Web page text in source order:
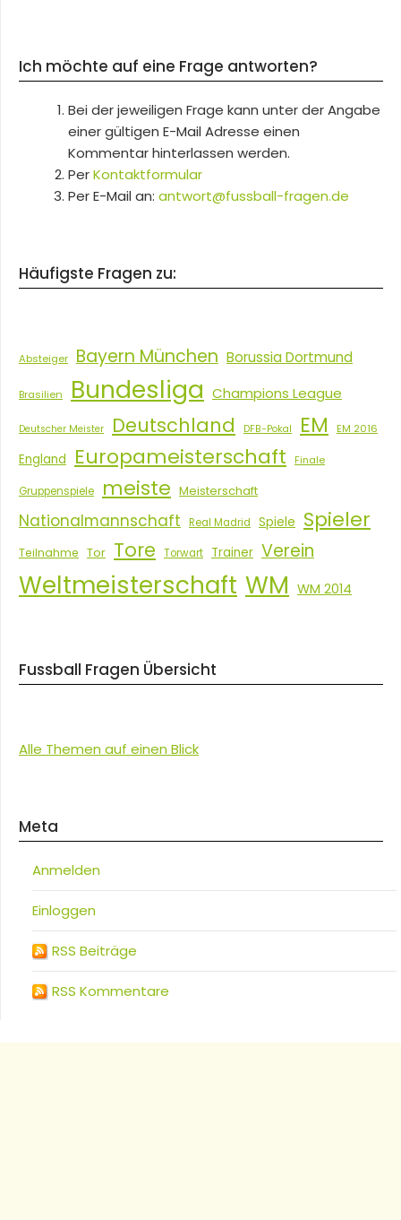
Ich möchte auf eine Frage antworten?
Bei der jeweiligen Frage kann unter der Angabe
einer gültigen E-Mail Adresse einen
Kommentar hinterlassen werden.
PerKontaktformular
Per E-Mail an: antwort@fussball-fragen.de
Häufigste Fragen zu:
Absteiger Bayern München Borussia Dortmund
Brasilien Bundesliga Champions League
Deutscher Meister Deutschland DFB-Pokal EM EM 2016
England Europameisterschaft Finale
Gruppenspiele meiste Meisterschaft
Nationalmannschaft Real Madrid Spiele Spieler
Teilnahme Tor Tore Torwart Trainer Verein
Weltmeisterschaft WM WM 2014
Fussball Fragen Übersicht
Alle Themen auf einen Blick
Meta
Anmelden
Einloggen
RSS Beiträge
RSS Kommentare